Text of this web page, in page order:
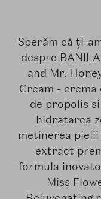
Sperăm că ți-
despre
and Mr.
Cream -
de propolis
hidratarea
metinerea
extract
formula
Miss